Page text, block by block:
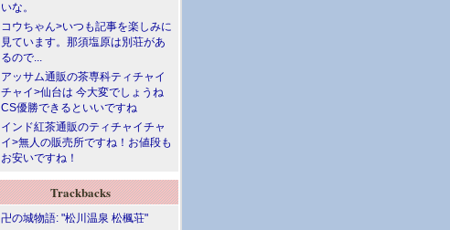
いな。
コウちゃん>いつも記事を楽しみに
見ています。那須塩原は別荘があ
るので...
アッサム通販の茶専科ティチャイ
チャイ>仙台は 今大変でしょうね
CS優勝できるといいですね
インド紅茶通販のティチャイチャ
イ>無人の販売所ですね！お値段も
お安いですね！
Trackbacks
卍の城物語: "松川温泉 松楓荘"